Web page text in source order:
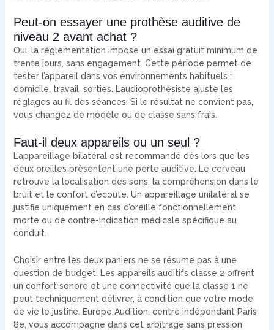
Peut-on essayer une prothèse auditive de
niveau 2 avant achat ?
Oui, la réglementation impose un essai gratuit minimum de
trente jours, sans engagement. Cette période permet de
tester l’appareil dans vos environnements habituels :
domicile, travail, sorties. L’audioprothésiste ajuste les
réglages au fil des séances. Si le résultat ne convient pas,
vous changez de modèle ou de classe sans frais.
Faut-il deux appareils ou un seul ?
L’appareillage bilatéral est recommandé dès lors que les
deux oreilles présentent une perte auditive. Le cerveau
retrouve la localisation des sons, la compréhension dans le
bruit et le confort d’écoute. Un appareillage unilatéral se
justifie uniquement en cas d’oreille fonctionnellement
morte ou de contre-indication médicale spécifique au
conduit.
Choisir entre les deux paniers ne se résume pas à une
question de budget. Les appareils auditifs classe 2 offrent
un confort sonore et une connectivité que la classe 1 ne
peut techniquement délivrer, à condition que votre mode
de vie le justifie. Europe Audition, centre indépendant Paris
8e, vous accompagne dans cet arbitrage sans pression